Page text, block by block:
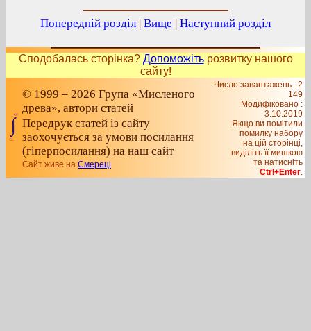
Попередній розділ | Вище | Наступний розділ
Сподобалась сторінка? Допоможітьрозвитку нашого
сайту!
© 1999 – 2026 Група «Мисленого
древа», автори статей
Передрук статей із сайту
заохочується за умови посилання
(гіперпосилання) на наш сайт
Сайт живе на Смереці
Число завантажень : 2
149
Модифіковано :
3.10.2019
Якщо ви помітили
помилку набору
на цiй сторiнцi,
видiлiть її мишкою
та натисніть
Ctrl+Enter.